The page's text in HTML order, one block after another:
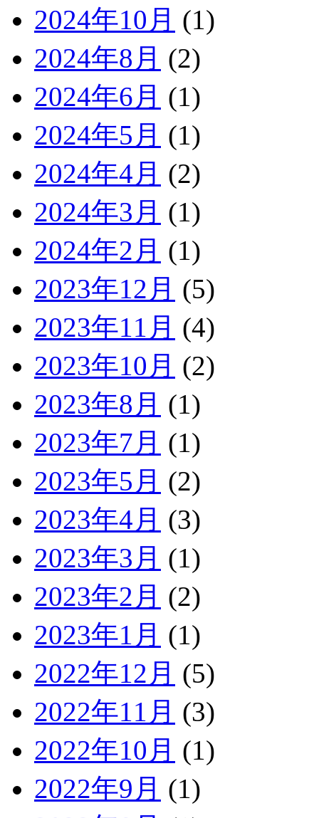
2024年10月 (1)
2024年8月 (2)
2024年6月 (1)
2024年5月 (1)
2024年4月 (2)
2024年3月 (1)
2024年2月 (1)
2023年12月 (5)
2023年11月 (4)
2023年10月 (2)
2023年8月 (1)
2023年7月 (1)
2023年5月 (2)
2023年4月 (3)
2023年3月 (1)
2023年2月 (2)
2023年1月 (1)
2022年12月 (5)
2022年11月 (3)
2022年10月 (1)
2022年9月 (1)